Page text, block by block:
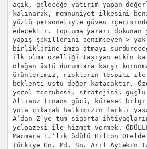
açık, geleceğe yatırım yapan
kalınarak, memnuniyet ilkesini
yüzlü personeliyle güven
edecektir. Topluma yararı
yapış şekillerini benimseyen >
birliklerine imza atmayı
ilk olma özelliği taşıyan etkin
olağan üstü durumlara karşı
ürünlerimiz, risklerin tespiti
beklenti üstü değer katacaktır.
yerel tecrübesi, stratejisi, güçlü
Allianz finans gücü, küresel bilgi
yola çıkarak halkımızın farklı
A’dan Z’ye tüm sigorta
yelpazesi ile hizmet vermek.
Marmara 1.’lik ödülü Hilton
Türkiye Gn. Md. Sn. Arif Aytekin